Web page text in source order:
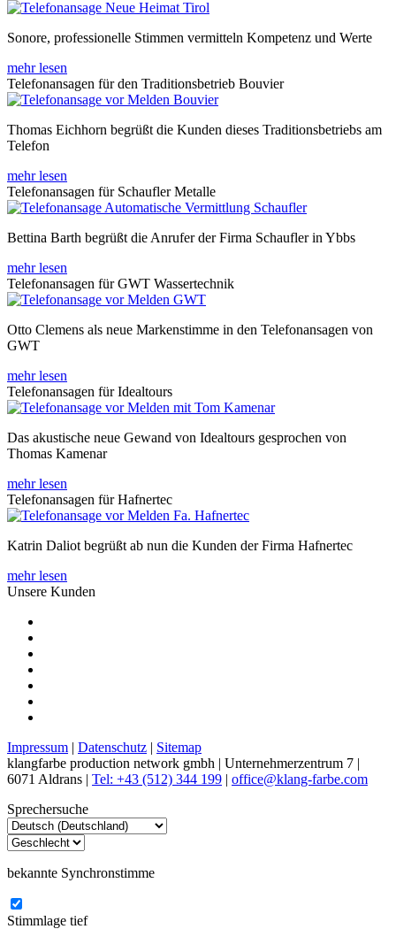
Sonore, professionelle Stimmen vermitteln Kompetenz und Werte
mehr lesen
Telefonansagen für den Traditionsbetrieb Bouvier
Thomas Eichhorn begrüßt die Kunden dieses Traditionsbetriebs am
Telefon
mehr lesen
Telefonansagen für Schaufler Metalle
Bettina Barth begrüßt die Anrufer der Firma Schaufler in Ybbs
mehr lesen
Telefonansagen für GWT Wassertechnik
Otto Clemens als neue Markenstimme in den Telefonansagen von
GWT
mehr lesen
Telefonansagen für Idealtours
Das akustische neue Gewand von Idealtours gesprochen von
Thomas Kamenar
mehr lesen
Telefonansagen für Hafnertec
Katrin Daliot begrüßt ab nun die Kunden der Firma Hafnertec
mehr lesen
Unsere Kunden
Impressum | Datenschutz | Sitemap
klangfarbe production network gmbh | Unternehmerzentrum 7 |
6071 Aldrans | Tel: +43 (512) 344 199 | office@klang-farbe.com
Sprechersuche
bekannte Synchronstimme
Stimmlage tief